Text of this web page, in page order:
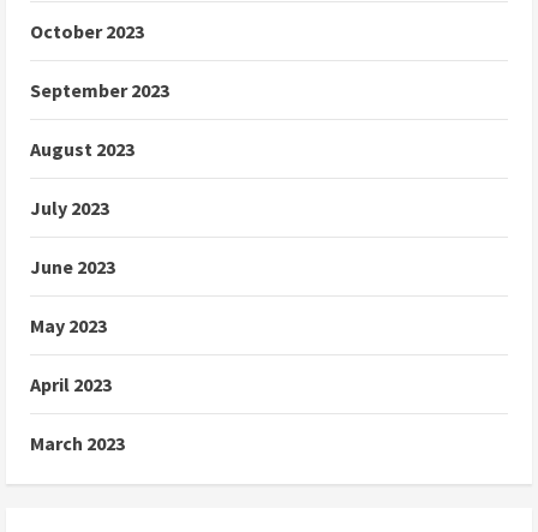
October 2023
September 2023
August 2023
July 2023
June 2023
May 2023
April 2023
March 2023